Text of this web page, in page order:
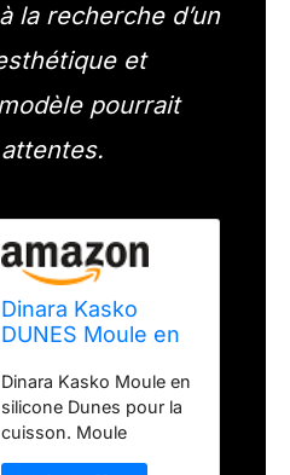
la recherche d’un
et
pourrait
Dinara Kasko
DUNES Moule en
pâtisserie. Moule
géométrique 3D
en silicone pour
gâteau ou
Dinara Kasko Moule en
silicone Dunes pour la
cuisson. Moule